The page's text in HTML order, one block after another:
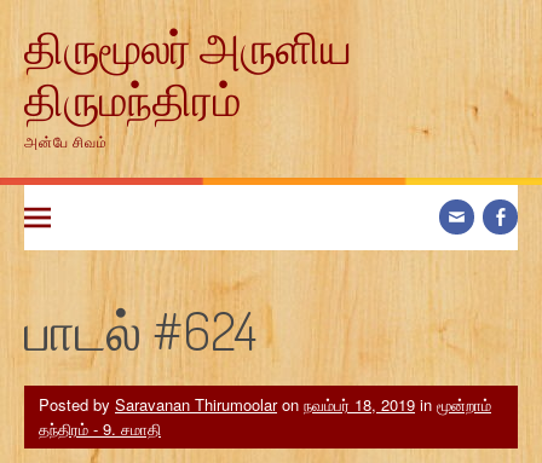
contentதிருமூலர் அருளிய
திருமந்திரம்
அன்பே சிவம்
பாடல் #624
Posted by Saravanan Thirumoolaron நவம்பர் 18, 2019 in மூன்றாம்
தந்திரம் - 9. சமாதி